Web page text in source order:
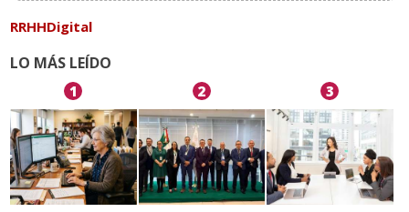
RRHHDigital
LO MÁS LEÍDO
1 2 3